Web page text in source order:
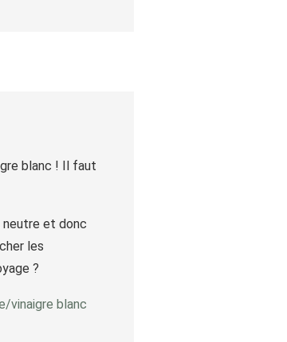
blanc ! Il faut
neutre et donc
les
?
vinaigre blanc